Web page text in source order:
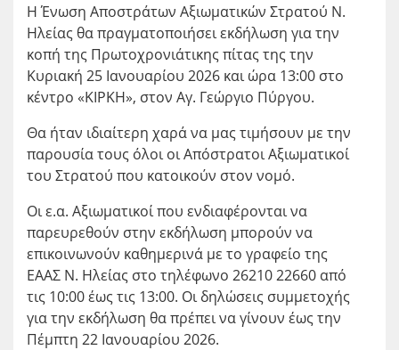
Η Ένωση Αποστράτων Αξιωματικών Στρατού Ν.
Ηλείας θα πραγματοποιήσει εκδήλωση για την
κοπή της Πρωτοχρονιάτικης πίτας της την
Κυριακή 25 Ιανουαρίου 2026 και ώρα 13:00 στο
κέντρο «ΚΙΡΚΗ», στον Αγ. Γεώργιο Πύργου.
Θα ήταν ιδιαίτερη χαρά να μας τιμήσουν με την
παρουσία τους όλοι οι Απόστρατοι Αξιωματικοί
του Στρατού που κατοικούν στον νομό.
Οι ε.α. Αξιωματικοί που ενδιαφέρονται να
παρευρεθούν στην εκδήλωση μπορούν να
επικοινωνούν καθημερινά με το γραφείο της
ΕΑΑΣ Ν. Ηλείας στο τηλέφωνο 26210 22660 από
τις 10:00 έως τις 13:00. Οι δηλώσεις συμμετοχής
για την εκδήλωση θα πρέπει να γίνουν έως την
Πέμπτη 22 Ιανουαρίου 2026.